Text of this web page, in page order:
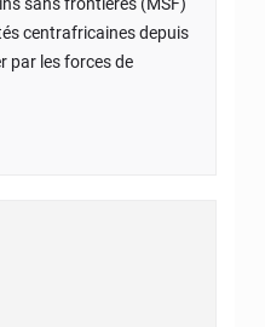
sans frontières (MSF)
centrafricaines depuis
par les forces de